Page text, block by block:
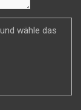
wähle das